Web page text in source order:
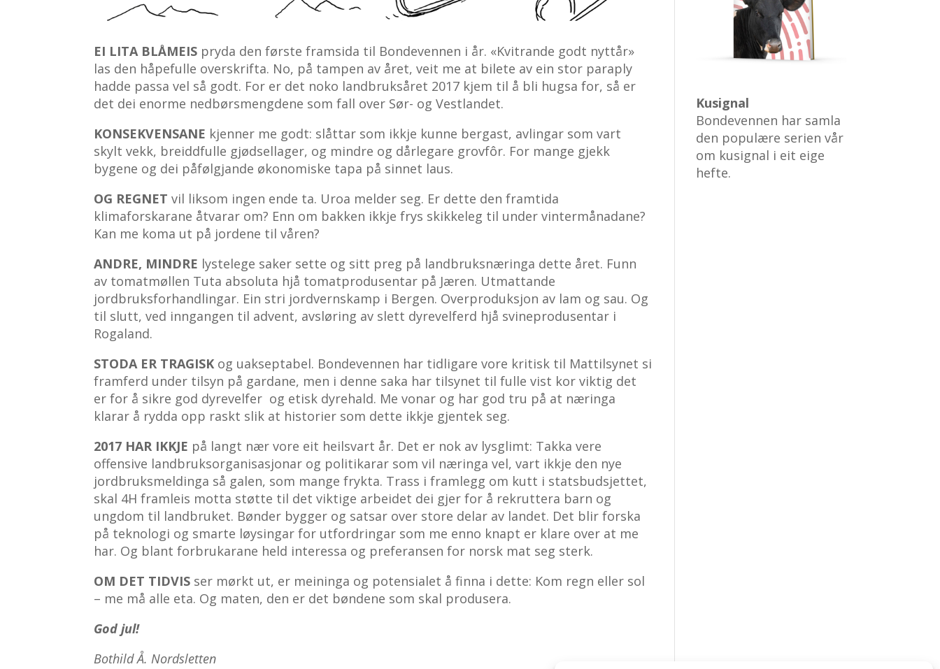
EI LITA BLÅMEIS pryda den første framsida til Bondevennen i år. «Kvitrande godt nyttår»
las den håpefulle overskrifta. No, på tampen av året, veit me at bilete av ein stor paraply
hadde passa vel så godt. For er det noko landbruksåret 2017 kjem til å bli hugsa for, så er
det dei enorme nedbørsmengdene som fall over Sør- og Vestlandet.
KONSEKVENSANE kjenner me godt: slåttar som ikkje kunne bergast, avlingar som vart
skylt vekk, breiddfulle gjødsellager, og mindre og dårlegare grovfôr. For mange gjekk
bygene og dei påfølgjande økonomiske tapa på sinnet laus.
OG REGNET vil liksom ingen ende ta. Uroa melder seg. Er dette den framtida
klimaforskarane åtvarar om? Enn om bakken ikkje frys skikkeleg til under vintermånadane?
Kan me koma ut på jordene til våren?
ANDRE, MINDRE lystelege saker sette og sitt preg på landbruksnæringa dette året. Funn
av tomatmøllen Tuta absoluta hjå tomatprodusentar på Jæren. Utmattande
jordbruksforhandlingar. Ein stri jordvernskamp i Bergen. Overproduksjon av lam og sau. Og
til slutt, ved inngangen til advent, avsløring av slett dyrevelferd hjå svineprodusentar i
Rogaland.
STODA ER TRAGISK og uakseptabel. Bondevennen har tidligare vore kritisk til Mattilsynet si
framferd under tilsyn på gardane, men i denne saka har tilsynet til fulle vist kor viktig det
er for å sikre god dyrevelfer og etisk dyrehald. Me vonar og har god tru på at næringa
klarar å rydda opp raskt slik at historier som dette ikkje gjentek seg.
2017 HAR IKKJE på langt nær vore eit heilsvart år. Det er nok av lysglimt: Takka vere
offensive landbruksorganisasjonar og politikarar som vil næringa vel, vart ikkje den nye
jordbruksmeldinga så galen, som mange frykta. Trass i framlegg om kutt i statsbudsjettet,
skal 4H framleis motta støtte til det viktige arbeidet dei gjer for å rekruttera barn og
ungdom til landbruket. Bønder bygger og satsar over store delar av landet. Det blir forska
på teknologi og smarte løysingar for utfordringar som me enno knapt er klare over at me
har. Og blant forbrukarane held interessa og preferansen for norsk mat seg sterk.
OM DET TIDVIS ser mørkt ut, er meininga og potensialet å finna i dette: Kom regn eller sol
– me må alle eta. Og maten, den er det bøndene som skal produsera.
God jul!
Bothild Å. Nordsletten
Kusignal
Bondevennen har samla
den populære serien vår
om kusignal i eit eige
hefte.